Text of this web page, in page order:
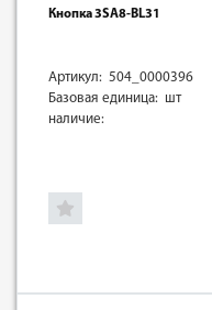
Кнопка 3SA8-BL31
Артикул: 504_0000396
Базовая единица: шт
наличие: